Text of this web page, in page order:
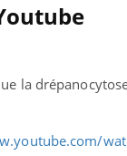
la